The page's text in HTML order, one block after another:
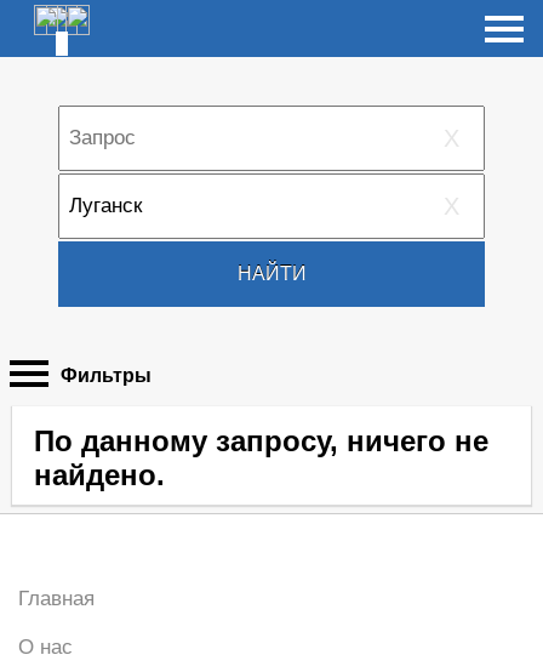
X
X
НАЙТИ
Фильтры
По данному запросу, ничего не
найдено.
Главная
О нас